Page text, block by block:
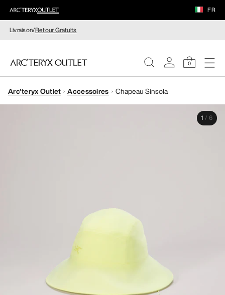
FR
Livraison/Retour Gratuits
0
FEMME
Arc'teryx Outlet Accessoires Chapeau Sinsola
1 / 6